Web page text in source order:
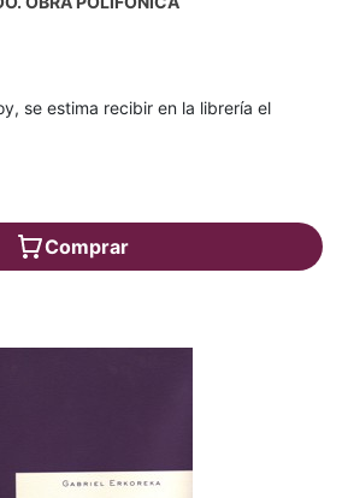
se estima recibir en la librería el
Comprar